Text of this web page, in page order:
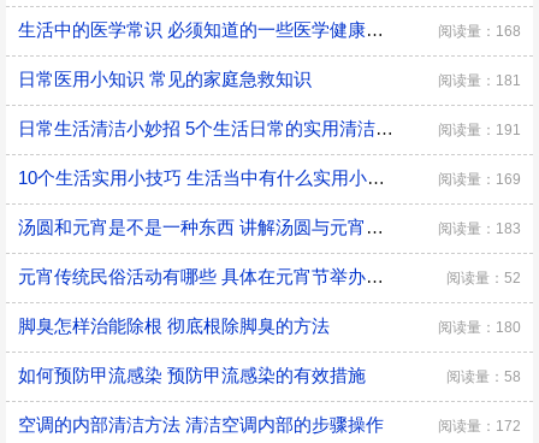
生活中的医学常识 必须知道的一些医学健康小常识 阅读量：168
日常医用小知识 常见的家庭急救知识 阅读量：181
日常生活清洁小妙招 5个生活日常的实用清洁小技巧 阅读量：191
10个生活实用小技巧 生活当中有什么实用小技巧 阅读量：169
汤圆和元宵是不是一种东西 讲解汤圆与元宵的区别 阅读量：183
元宵传统民俗活动有哪些 具体在元宵节举办的传统民俗活动 阅读量：52
脚臭怎样治能除根 彻底根除脚臭的方法 阅读量：180
如何预防甲流感染 预防甲流感染的有效措施 阅读量：58
空调的内部清洁方法 清洁空调内部的步骤操作 阅读量：172